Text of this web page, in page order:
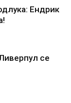
Ендрик
се